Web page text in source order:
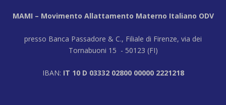
MAMI – Movimento Allattamento Materno Italiano ODV
presso Banca Passadore & C., Filiale di Firenze, via dei
Tornabuoni 15 - 50123 (FI)
IBAN: IT 10 D 03332 02800 00000 2221218